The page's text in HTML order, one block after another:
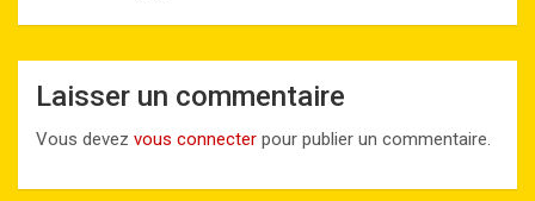
Laisser un commentaire
Vous devez vous connecter pour publier un commentaire.